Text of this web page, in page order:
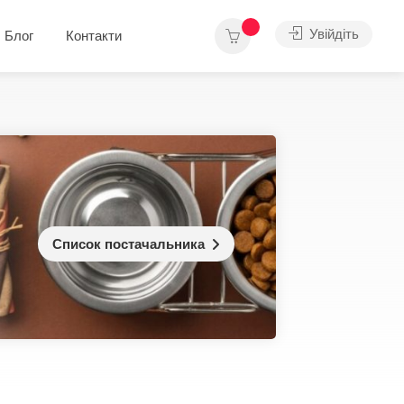
Блог Контакти Увійдіть
Список постачальника